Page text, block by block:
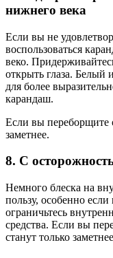
нижнего века
Если вы не
воспользоваться
веко.
открыть глаза. Белый
для более
карандаш.
Если вы переборщите
заметнее.
8. С
Немного блеска на
пользу, особенно
ограничьтесь
средства. Если вы
станут только